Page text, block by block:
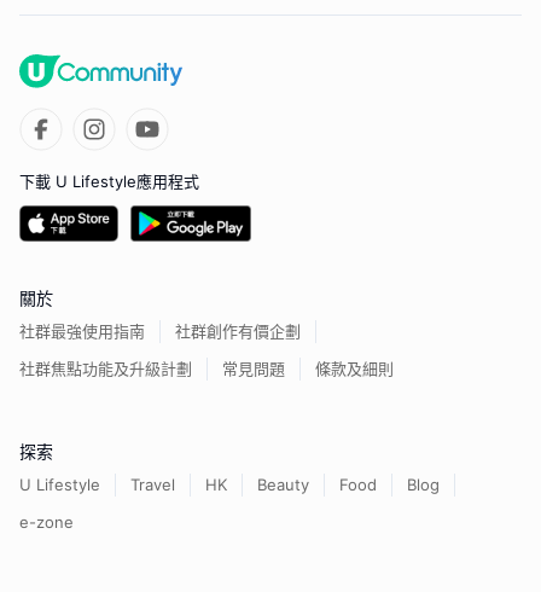
下載 U Lifestyle應用程式
關於
社群最強使用指南
社群創作有價企劃
社群焦點功能及升級計劃
常見問題 條款及細則
探索
U Lifestyle Travel HK Beauty Food
Blog
e-zone